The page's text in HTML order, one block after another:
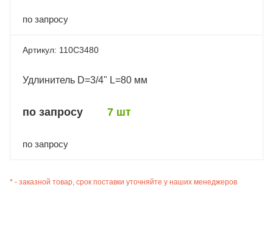
по запросу
110C3480
Удлинитель D=3/4" L=80 мм
по запросу 7 шт
по запросу
* - заказной товар, срок поставки уточняйте у наших менеджеров